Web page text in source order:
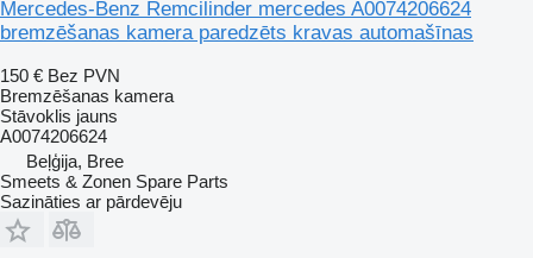
Mercedes-Benz Remcilinder mercedes A0074206624
bremzēšanas kamera paredzēts kravas automašīnas
150 € Bez PVN
Bremzēšanas kamera
Stāvoklis jauns
A0074206624
Beļģija, Bree
Smeets & Zonen Spare Parts
Sazināties ar pārdevēju